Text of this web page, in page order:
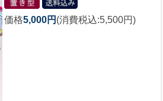
価格5,000円 (消費税込:5,500円)